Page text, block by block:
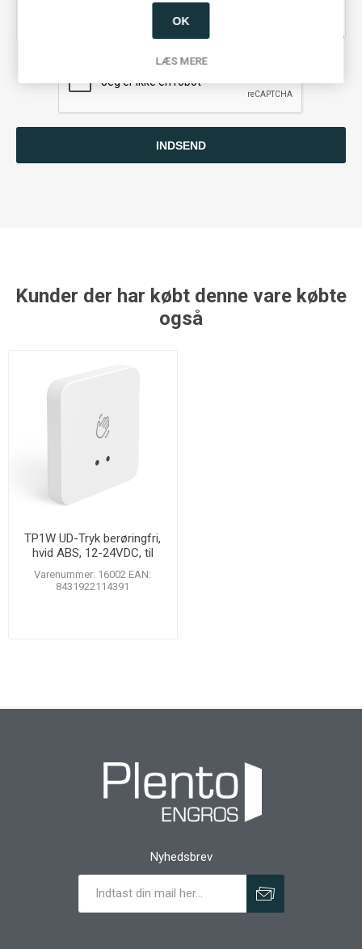
INDSEND
Kunder der har købt denne vare købte
også
TP1W UD-Tryk berøringfri,
hvid ABS, 12-24VDC, til
frembyg
Varenummer: 16002 EAN:
8431922114391
Nyhedsbrev
OK
LÆS MERE